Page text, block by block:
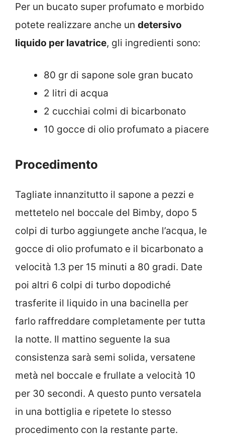
Per un bucato super profumato e morbido
potete realizzare anche un detersivo
liquido per lavatrice, gli ingredienti sono:
80 gr di sapone sole gran bucato
2 litri di acqua
2 cucchiai colmi di bicarbonato
10 gocce di olio profumato a piacere
Procedimento
Tagliate innanzitutto il sapone a pezzi e
mettetelo nel boccale del Bimby, dopo 5
colpi di turbo aggiungete anche l’acqua, le
gocce di olio profumato e il bicarbonato a
velocità 1.3 per 15 minuti a 80 gradi. Date
poi altri 6 colpi di turbo dopodiché
trasferite il liquido in una bacinella per
farlo raffreddare completamente per tutta
la notte. Il mattino seguente la sua
consistenza sarà semi solida, versatene
metà nel boccale e frullate a velocità 10
per 30 secondi. A questo punto versatela
in una bottiglia e ripetete lo stesso
procedimento con la restante parte.